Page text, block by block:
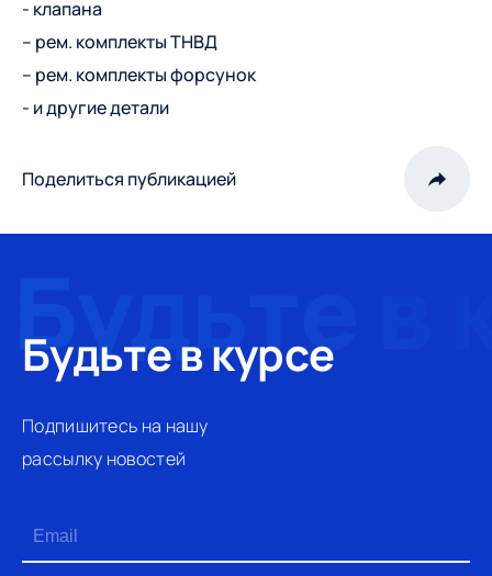
- клапана
– рем. комплекты ТНВД
– рем. комплекты форсунок
- и другие детали
Поделиться публикацией
Будьте в курсе
Подпишитесь на нашу
рассылку новостей